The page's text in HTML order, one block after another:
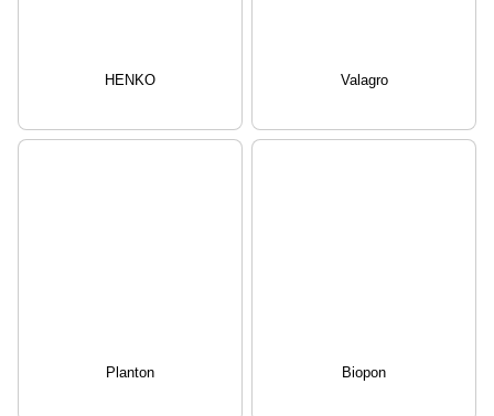
HENKO Valagro
Planton Biopon